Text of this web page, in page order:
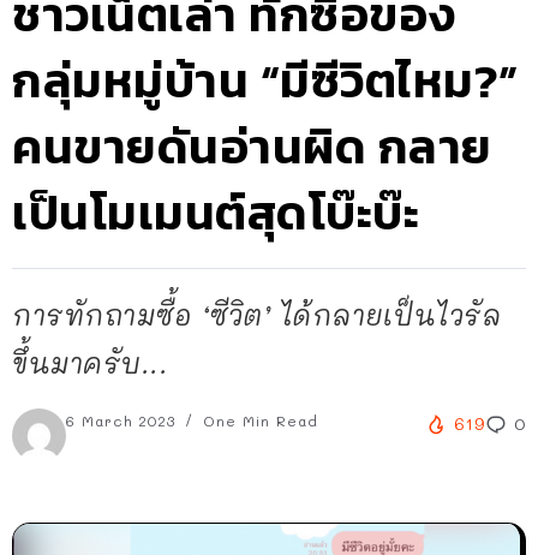
ชาวเน็ตเล่า ทักซื้อของ
กลุ่มหมู่บ้าน “มีซีวิตไหม?”
คนขายดันอ่านผิด กลาย
เป็นโมเมนต์สุดโบ๊ะบ๊ะ
การทักถามซื้อ ‘ซีวิต’ ได้กลายเป็นไวรัล
ขึ้นมาครับ...
6 March 2023 One Min Read 619 0